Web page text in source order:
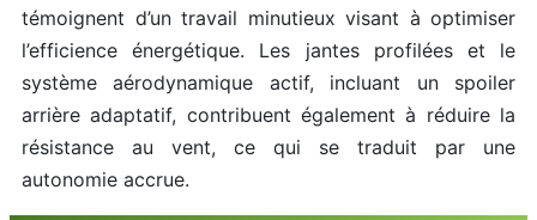
témoignent d’un travail minutieux visant à optimiser
l’efficience énergétique. Les jantes profilées et le
système aérodynamique actif, incluant un spoiler
arrière adaptatif, contribuent également à réduire la
résistance au vent, ce qui se traduit par une
autonomie accrue.